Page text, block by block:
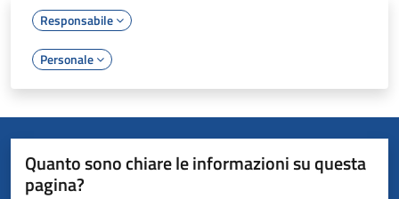
Responsabile
Personale
Quanto sono chiare le informazioni su questa
pagina?